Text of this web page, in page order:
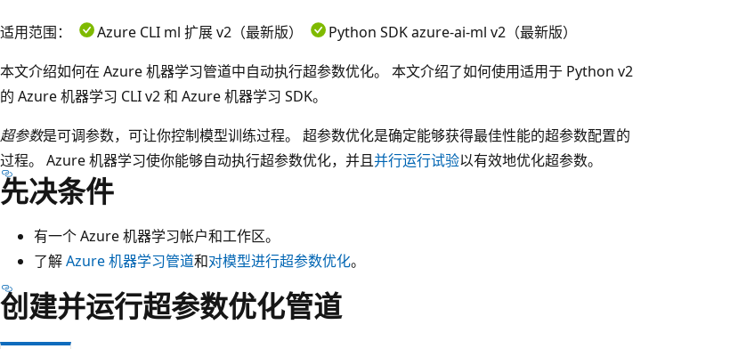
适用范围： Azure CLI ml 扩展 v2（最新版）
Python SDK azure-ai-ml v2（最新版）
本文介绍如何在 Azure 机器学习管道中自动执行超参数优化。 本文介绍了如何使用适用于 Python v2
的 Azure 机器学习 CLI v2 和 Azure 机器学习 SDK。
超参数是可调参数，可让你控制模型训练过程。 超参数优化是确定能够获得最佳性能的超参数配置的
过程。 Azure 机器学习使你能够自动执行超参数优化，并且并行运行试验以有效地优化超参数。
先决条件
有一个 Azure 机器学习帐户和工作区。
了解Azure 机器学习管道和对模型进行超参数优化。
创建并运行超参数优化管道